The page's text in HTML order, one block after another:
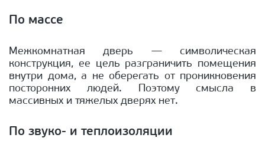
По массе
Межкомнатная дверь — символическая
конструкция, ее цель разграничить помещения
внутри дома, а не оберегать от проникновения
посторонних людей. Поэтому смысла в
массивных и тяжелых дверях нет.
По звуко- и теплоизоляции